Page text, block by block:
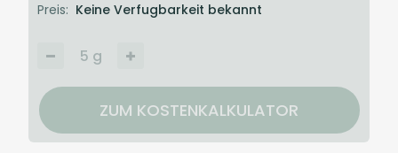
Preis: Keine Verfugbarkeit bekannt
5 g
ZUM KOSTENKALKULATOR